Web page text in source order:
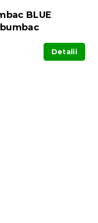
BLUE
Detalii